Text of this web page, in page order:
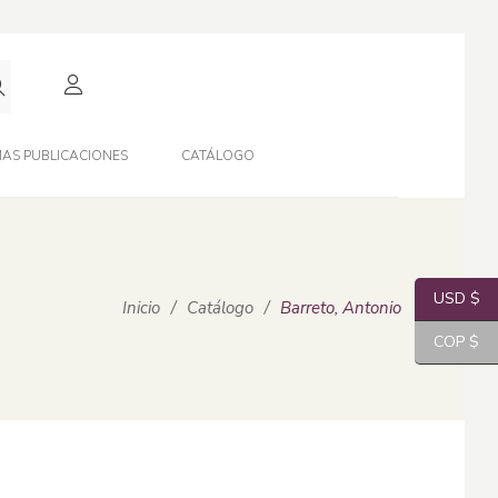
PUBLICACIONES CATÁLOGO
Inicio / Catálogo / Barreto, Antonio USD $
COP $